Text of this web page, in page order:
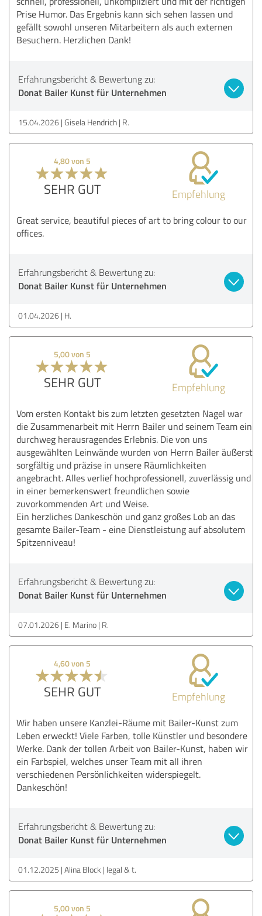
Prise Humor. Das Ergebnis kann sich sehen lassen und
gefällt sowohl unseren Mitarbeitern als auch externen
Besuchern. Herzlichen Dank!
Erfahrungsbericht & Bewertung zu:
Donat Bailer Kunst für Unternehmen
15.04.2026 Gisela Hendrich | R.
4,80 von 5
SEHR GUT Empfehlung
Great service, beautiful pieces of art to bring colour to our
offices.
Erfahrungsbericht & Bewertung zu:
Donat Bailer Kunst für Unternehmen
01.04.2026 H.
5,00 von 5
SEHR GUT Empfehlung
Vom ersten Kontakt bis zum letzten gesetzten Nagel war
die Zusammenarbeit mit Herrn Bailer und seinem Team ein
durchweg herausragendes Erlebnis. Die von uns
ausgewählten Leinwände wurden von Herrn Bailer äußerst
sorgfältig und präzise in unsere Räumlichkeiten
angebracht. Alles verlief hochprofessionell, zuverlässig und
in einer bemerkenswert freundlichen sowie
zuvorkommenden Art und Weise.
Ein herzliches Dankeschön und ganz großes Lob an das
gesamte Bailer-Team - eine Dienstleistung auf absolutem
Spitzenniveau!
Erfahrungsbericht & Bewertung zu:
Donat Bailer Kunst für Unternehmen
07.01.2026 E. Marino | R.
4,60 von 5
SEHR GUT Empfehlung
Wir haben unsere Kanzlei-Räume mit Bailer-Kunst zum
Leben erweckt! Viele Farben, tolle Künstler und besondere
Werke. Dank der tollen Arbeit von Bailer-Kunst, haben wir
ein Farbspiel, welches unser Team mit all ihren
verschiedenen Persönlichkeiten widerspiegelt.
Dankeschön!
Erfahrungsbericht & Bewertung zu:
Donat Bailer Kunst für Unternehmen
01.12.2025 Alina Block | legal & t.
5,00 von 5